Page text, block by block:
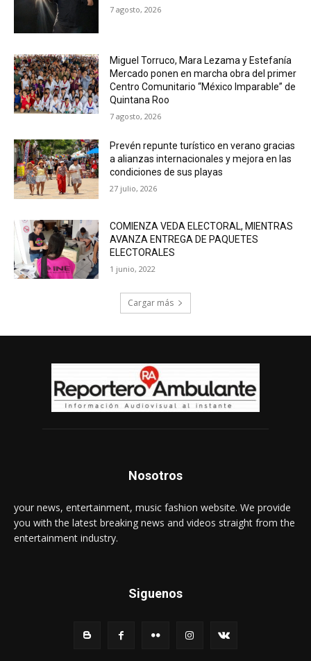
7 agosto, 2026
Miguel Torruco, Mara Lezama y Estefanía
Mercado ponen en marcha obra del primer
Centro Comunitario “México Imparable” de
Quintana Roo
7 agosto, 2026
Prevén repunte turístico en verano gracias
a alianzas internacionales y mejora en las
condiciones de sus playas
27 julio, 2026
COMIENZA VEDA ELECTORAL, MIENTRAS
AVANZA ENTREGA DE PAQUETES
ELECTORALES
1 junio, 2022
Cargar más
Nosotros
your news, entertainment, music fashion website. We provide
you with the latest breaking news and videos straight from the
entertainment industry.
Siguenos